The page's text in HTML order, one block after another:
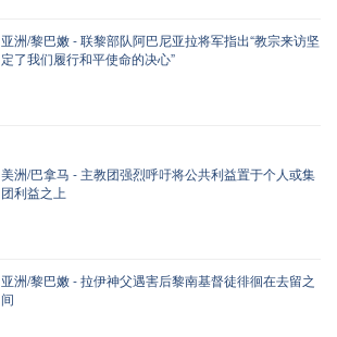
亚洲/黎巴嫩 - 联黎部队阿巴尼亚拉将军指出“教宗来访坚
定了我们履行和平使命的决心”
美洲/巴拿马 - 主教团强烈呼吁将公共利益置于个人或集
团利益之上
亚洲/黎巴嫩 - 拉伊神父遇害后黎南基督徒徘徊在去留之
间